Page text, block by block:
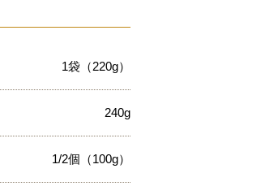
1袋（220g）
240g
1/2個（100g）